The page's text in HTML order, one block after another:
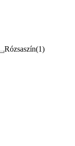
Rózsaszín(1)